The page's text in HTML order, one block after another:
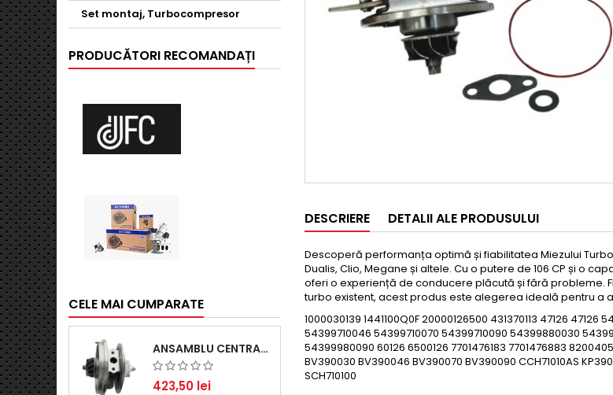
Set montaj, Turbocompresor
PRODUCĂTORI RECOMANDAȚI
CELE MAI CUMPARATE
ANSAMBLU CENTRAL TURBINĂ PENTRU BMW SERIA 3, SERIA 5 ȘI X3 - PERFORMANȚĂ ȘI FIABILITATE
423,50 lei
DESCRIERE DETALII ALE PRODUSULUI
Descoperă performanța optimă și fiabilitatea Miezului
Dualis, Clio, Megane și altele. Cu o putere de 106 CP și o
oferi o experiență de conducere plăcută și fără probleme.
turbo existent, acest produs este alegerea ideală pentru
1000030139 1441100Q0F 20000126500 431370113 47126
54399710046 54399710070 54399710090 54399880030
54399980090 60126 6500126 7701476183 7701476883
BV390030 BV390046 BV390070 BV390090 CCH71010AS
SCH710100